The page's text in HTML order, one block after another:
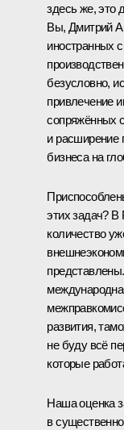
здесь же, это
Вы, Дмитрий
иностранных
безусловно,
привлечение
сопряжённых
и расширение
бизнеса на
этих задач? В
количество
развития,
не буду всё
которые
Наша оценка
в